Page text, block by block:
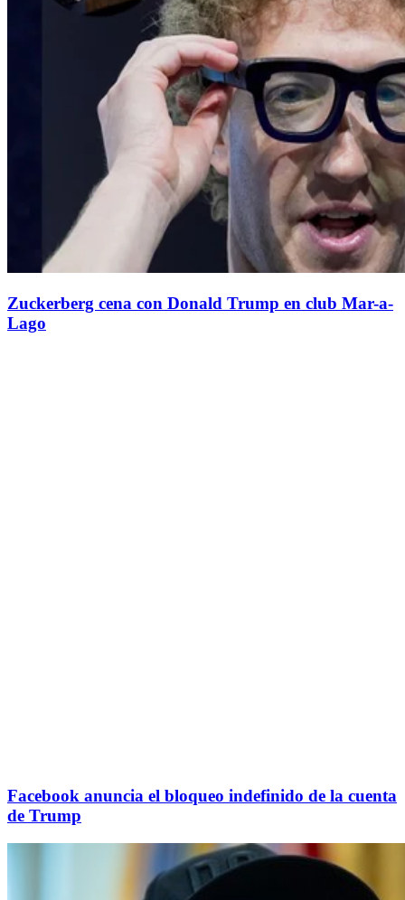
Zuckerberg cena con Donald Trump en club Mar-a-
Lago
Facebook anuncia el bloqueo indefinido de la cuenta
de Trump